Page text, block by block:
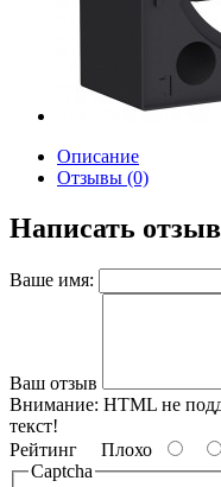
Описание
Отзывы (0)
Написать отзыв
Ваше имя:
Ваш отзыв
Внимание: HTML не
текст!
Рейтинг Плохо
Captcha